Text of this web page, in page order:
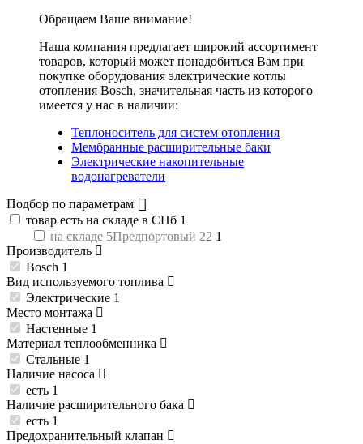
Обращаем Ваше внимание!
Наша компания предлагает широкий ассортимент
товаров, который может понадобиться Вам при
покупке оборудования электрические котлы
отопления Bosch, значительная часть из которого
имеется у нас в наличии:
Теплоноситель для систем отопления
Мембранные расширительные баки
Электрические накопительные
водонагреватели
Подбор по параметрам
товар есть на складе в СПб 1
на складе 5Предпортовый 22 1
Производитель
Bosch 1
Вид используемого топлива
Электрические 1
Место монтажа
Настенные 1
Материал теплообменника
Стальные 1
Наличие насоса
есть 1
Наличие расширительного бака
есть 1
Предохранительный клапан